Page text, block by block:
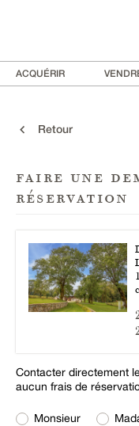
ACQUÉRIR
Retour
faire une
réservation
Contacter directement
aucun frais de
Monsieur